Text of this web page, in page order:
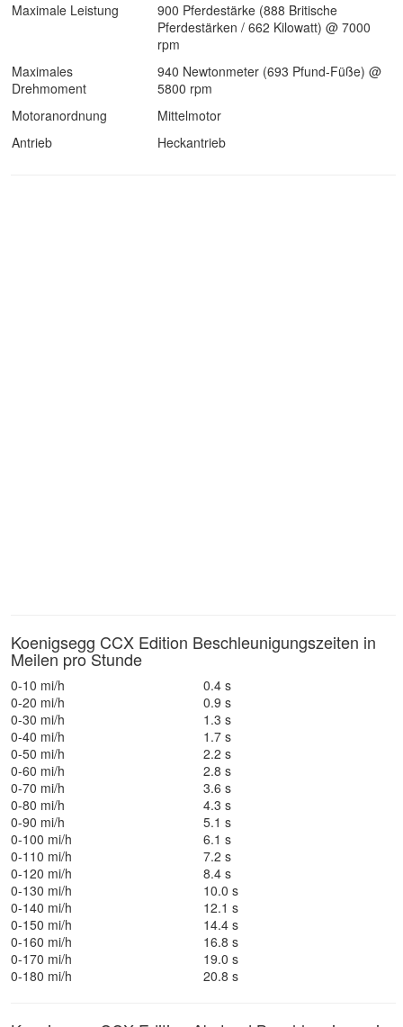
Maximale Leistung
900 Pferdestärke (888 Britische
Pferdestärken / 662 Kilowatt) @ 7000
rpm
Maximales
Drehmoment
940 Newtonmeter (693 Pfund-Füße) @
5800 rpm
Motoranordnung
Mittelmotor
Antrieb
Heckantrieb
Koenigsegg CCX Edition Beschleunigungszeiten in
Meilen pro Stunde
0-10 mi/h
0.4 s
0-20 mi/h
0.9 s
0-30 mi/h
1.3 s
0-40 mi/h
1.7 s
0-50 mi/h
2.2 s
0-60 mi/h
2.8 s
0-70 mi/h
3.6 s
0-80 mi/h
4.3 s
0-90 mi/h
5.1 s
0-100 mi/h
6.1 s
0-110 mi/h
7.2 s
0-120 mi/h
8.4 s
0-130 mi/h
10.0 s
0-140 mi/h
12.1 s
0-150 mi/h
14.4 s
0-160 mi/h
16.8 s
0-170 mi/h
19.0 s
0-180 mi/h
20.8 s